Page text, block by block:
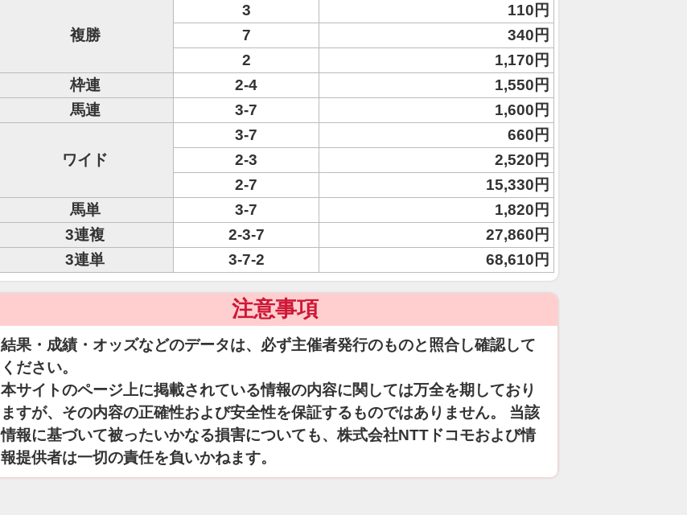
複勝
3
110円
7
340円
2
1,170円
枠連
2-4
1,550円
馬連
3-7 1,600円
ワイド
3-7
660円
2-3
2,520円
2-7
15,330円
馬単
3-7
1,820円
3連複
2-3-7
27,860円
3連単
3-7-2 68,610円
注意事項
結果・成績・オッズなどのデータは、必ず主催者発行のものと照合し確認して
ください。
本サイトのページ上に掲載されている情報の内容に関しては万全を期しており
ますが、その内容の正確性および安全性を保証するものではありません。 当該
情報に基づいて被ったいかなる損害についても、株式会社NTTドコモおよび情
報提供者は一切の責任を負いかねます。